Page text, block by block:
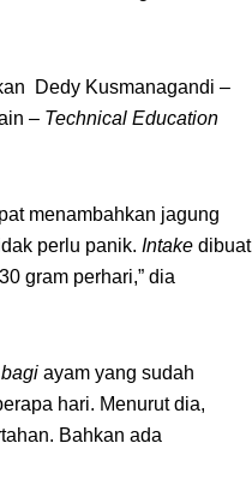
Dedy Kusmanagandi –
– Technical Education
menambahkan jagung
perlu panik. Intake dibuat
gram perhari,” dia
ayam yang sudah
hari. Menurut dia,
Bahkan ada